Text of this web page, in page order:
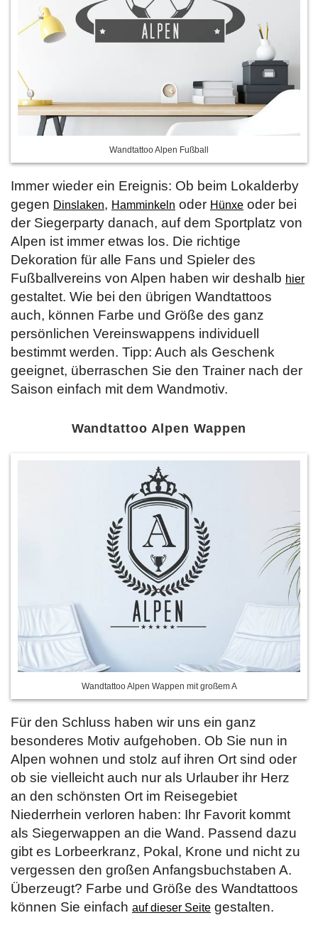
Wandtattoo Alpen Fußball
Immer wieder ein Ereignis: Ob beim Lokalderby
gegen Dinslaken, Hamminkeln oder Hünxe oder bei
der Siegerparty danach, auf dem Sportplatz von
Alpen ist immer etwas los. Die richtige
Dekoration für alle Fans und Spieler des
Fußballvereins von Alpen haben wir deshalb hier
gestaltet. Wie bei den übrigen Wandtattoos
auch, können Farbe und Größe des ganz
persönlichen Vereinswappens individuell
bestimmt werden. Tipp: Auch als Geschenk
geeignet, überraschen Sie den Trainer nach der
Saison einfach mit dem Wandmotiv.
Wandtattoo Alpen Wappen
Wandtattoo Alpen Wappen mit großem A
Für den Schluss haben wir uns ein ganz
besonderes Motiv aufgehoben. Ob Sie nun in
Alpen wohnen und stolz auf ihren Ort sind oder
ob sie vielleicht auch nur als Urlauber ihr Herz
an den schönsten Ort im Reisegebiet
Niederrhein verloren haben: Ihr Favorit kommt
als Siegerwappen an die Wand. Passend dazu
gibt es Lorbeerkranz, Pokal, Krone und nicht zu
vergessen den großen Anfangsbuchstaben A.
Überzeugt? Farbe und Größe des Wandtattoos
können Sie einfach auf dieser Seite gestalten.